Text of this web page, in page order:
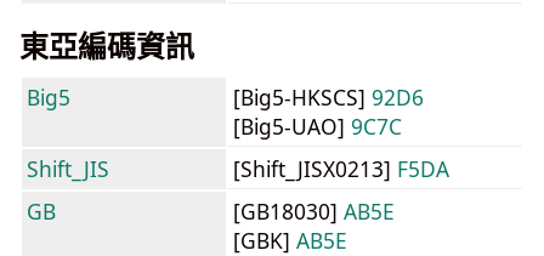
東亞編碼資訊
Big5 [Big5-HKSCS] 92D6
[Big5-UAO] 9C7C
Shift_JIS
[Shift_JISX0213] F5DA
GB
[GB18030] AB5E
[GBK] AB5E